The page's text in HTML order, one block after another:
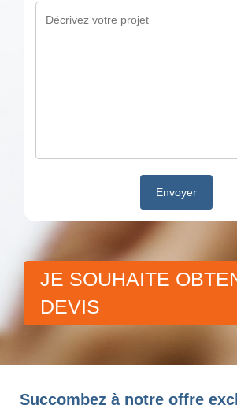
JE SOUHAITE
DEVIS
Succombez à notre offre